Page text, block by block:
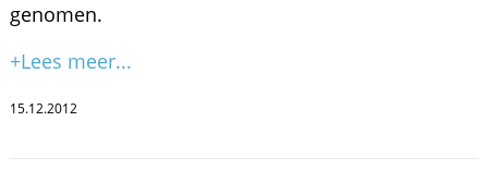
genomen.
+Lees meer...
15.12.2012